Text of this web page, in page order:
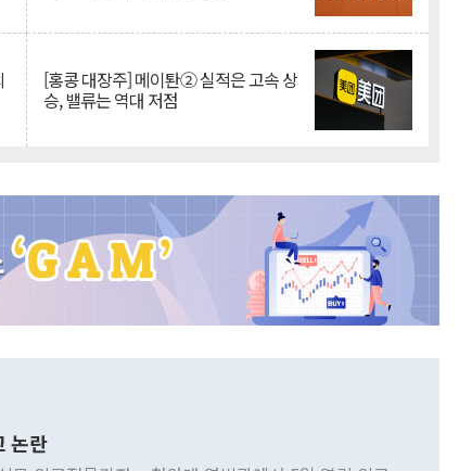
[홍콩 대장주] 메이퇀② 실적은 고속 상
승, 밸류는 역대 저점
논란